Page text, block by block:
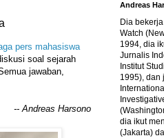
pers mahasiswa
soal sejarah
jawaban,
-- Andreas Harsono
Andreas
Dia
Watch
1994, dia
Jurnalis
Institut
1995), dan
dia ikut
(Jakarta)